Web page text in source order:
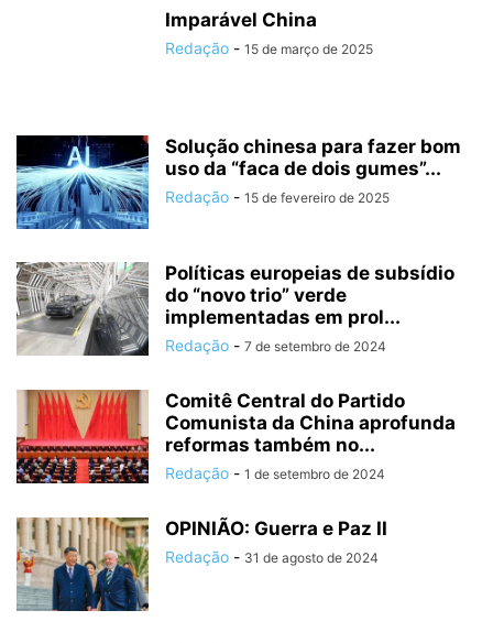
Imparável China
Redação - 15 de março de 2025
Solução chinesa para fazer bom
uso da “faca de dois gumes”...
Redação - 15 de fevereiro de 2025
Políticas europeias de subsídio
do “novo trio” verde
implementadas em prol...
Redação - 7 de setembro de 2024
Comitê Central do Partido
Comunista da China aprofunda
reformas também no...
Redação - 1 de setembro de 2024
OPINIÃO: Guerra e Paz II
Redação - 31 de agosto de 2024